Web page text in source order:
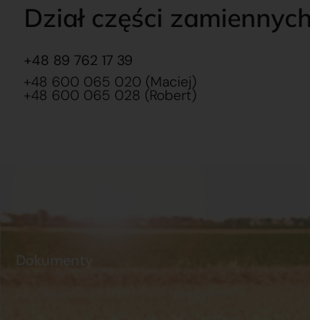
Dział części zamiennych
+48 89 762 17 39
+48 600 065 020 (Maciej)
+48 600 065 028 (Robert)
Dokumenty